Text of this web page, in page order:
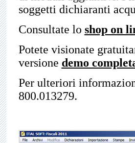
soggetti dichiaranti
Consultate lo shop on
Potete visionate
versione demo
Per ulteriori
800.013279.